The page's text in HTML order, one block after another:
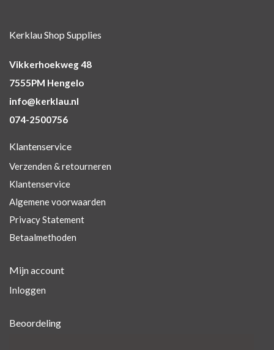
Kerklau Shop Supplies
Vikkerhoekweg 48
7555PM Hengelo
info@kerklau.nl
074-2500756
Klantenservice
Verzenden & retourneren
Klantenservice
Algemene voorwaarden
Privacy Statement
Betaalmethoden
Mijn account
Inloggen
Beoordeling